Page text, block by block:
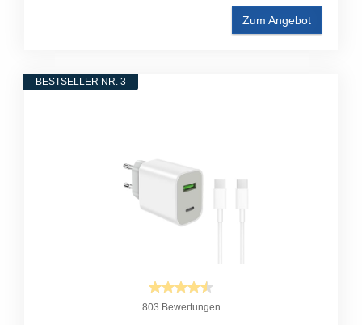
Zum Angebot
BESTSELLER NR. 3
803 Bewertungen